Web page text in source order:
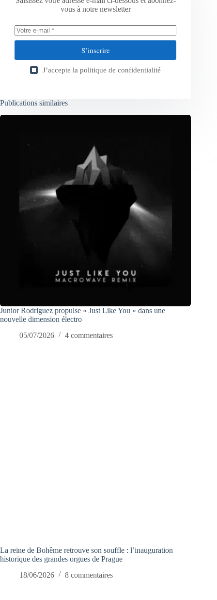
vous à notre newsletter
S’inscrire
J’accepte la politique de confidentialité
Publications similaires
Junior Rodriguez propulse « Just Like You » dans une
nouvelle dimension électro
05/07/2026
4 commentaires
La reine de Bohême retrouve son souffle : l’inauguration
historique des grandes orgues de Prague
18/06/2026
8 commentaires